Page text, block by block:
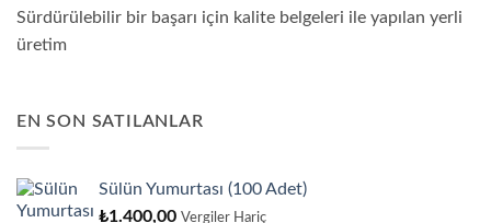
Sürdürülebilir bir başarı için kalite belgeleri ile yapılan yerli
üretim
EN SON SATILANLAR
Sülün Yumurtası (100 Adet)
₺1.400,00 Vergiler Hariç